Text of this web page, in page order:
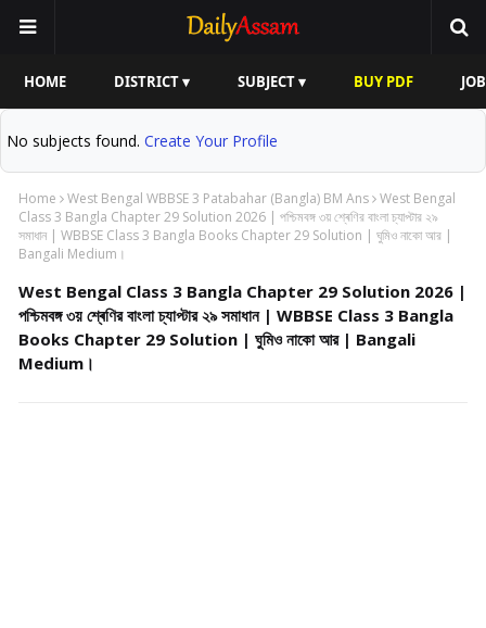
HOME DISTRICT ▾ SUBJECT ▾ BUY PDF
No subjects found. Create Your Profile
Home West Bengal WBBSE 3 Patabahar (Bangla) BM Ans West Bengal
Class 3 Bangla Chapter 29 Solution 2026 | পশ্চিমবঙ্গ ৩য় শ্ৰেণির বাংলা চ্যাপ্টার ২৯
সমাধান | WBBSE Class 3 Bangla Books Chapter 29 Solution | ঘুমিও নাকো আর |
Bangali Medium।
West Bengal Class 3 Bangla Chapter 29 Solution 2026 |
পশ্চিমবঙ্গ ৩য় শ্ৰেণির বাংলা চ্যাপ্টার ২৯ সমাধান | WBBSE Class 3 Bangla
Books Chapter 29 Solution | ঘুমিও নাকো আর | Bangali
Medium।